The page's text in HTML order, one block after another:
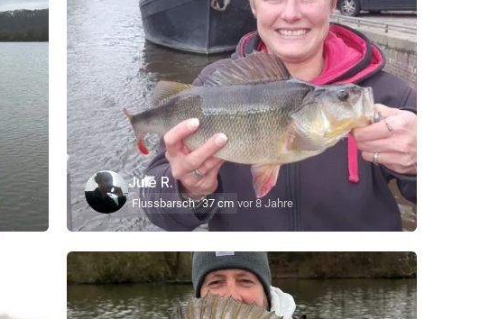
Jule R.
Flussbarsch 37 cm vor 8 Jahre